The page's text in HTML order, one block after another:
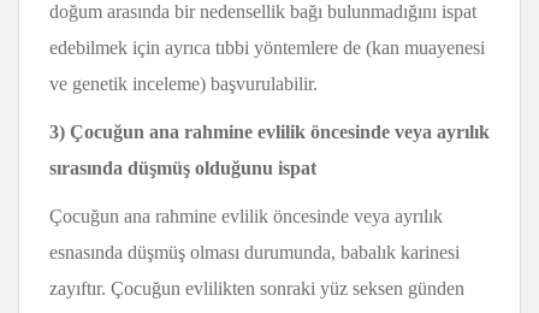
doğum arasında bir nedensellik bağı bulunmadığını ispat
edebilmek için ayrıca tıbbi yöntemlere de (kan muayenesi
ve genetik inceleme) başvurulabilir.
3) Çocuğun ana rahmine evlilik öncesinde veya ayrılık
sırasında düşmüş olduğunu ispat
Çocuğun ana rahmine evlilik öncesinde veya ayrılık
esnasında düşmüş olması durumunda, babalık karinesi
zayıftır. Çocuğun evlilikten sonraki yüz seksen günden